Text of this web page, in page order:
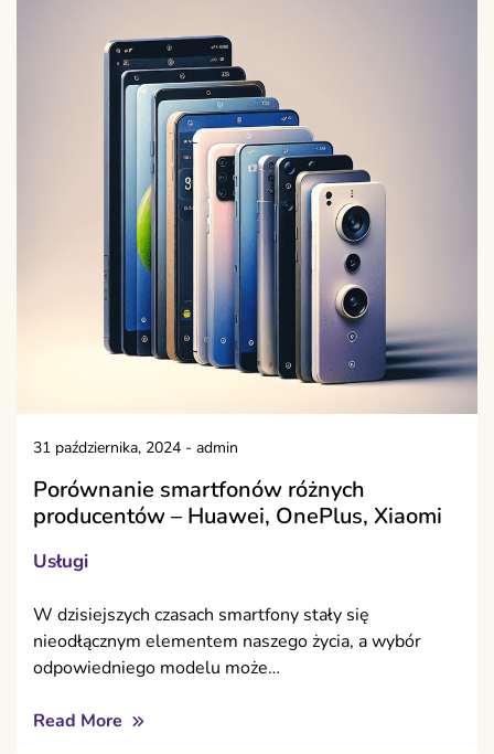
31 października, 2024 - admin
Porównanie smartfonów różnych
producentów – Huawei, OnePlus, Xiaomi
Usługi
W dzisiejszych czasach smartfony stały się
nieodłącznym elementem naszego życia, a wybór
odpowiedniego modelu może…
Read More